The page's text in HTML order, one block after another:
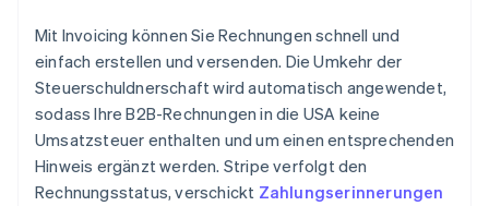
Mit Invoicing können Sie Rechnungen schnell und
einfach erstellen und versenden. Die Umkehr der
Steuerschuldnerschaft wird automatisch angewendet,
sodass Ihre B2B-Rechnungen in die USA keine
Umsatzsteuer enthalten und um einen entsprechenden
Hinweis ergänzt werden. Stripe verfolgt den
Rechnungsstatus, verschickt Zahlungserinnerungen